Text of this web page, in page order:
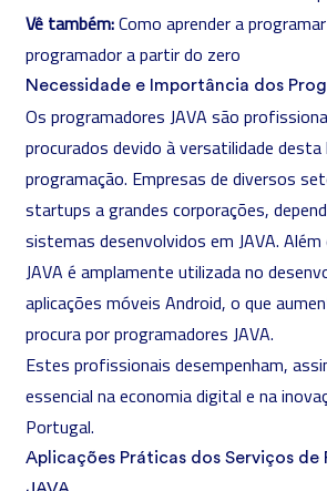
Vê também:Como aprender a
programador a partir do zero
Necessidade e Importância dos
Os programadores JAVA são
procurados devido à versatilidade desta
programação. Empresas de diversos
startups a grandes corporações,
sistemas desenvolvidos em JAVA.
JAVA é amplamente utilizada no
aplicações móveis Android, o que
procura por programadores JAVA.
Estes profissionais desempenham,
essencial na economia digital e na
Portugal.
Aplicações Práticas dos Serviços de